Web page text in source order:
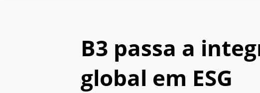
B3 passa a
global em ESG